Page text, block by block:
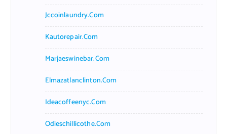
Jccoinlaundry.com
Kautorepair.com
Marjaeswinebar.com
Elmazatlanclinton.com
Ideacoffeenyc.com
Odieschillicothe.com